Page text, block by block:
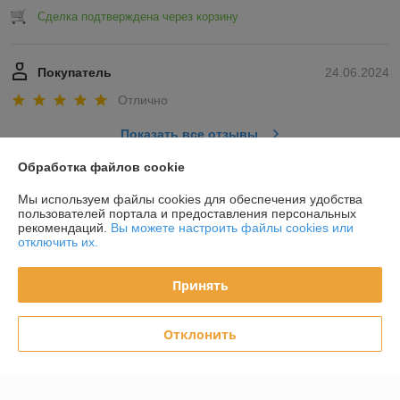
Сделка подтверждена через корзину
24.06.2024
Покупатель
Отлично
Показать все отзывы
О нас
Контакты
График работы
Обработка файлов cookie
Мы используем файлы cookies для обеспечения удобства
пользователей портала и предоставления персональных
рекомендаций. Вы можете настроить файлы cookies или
отключить их.
Принять
Отклонить